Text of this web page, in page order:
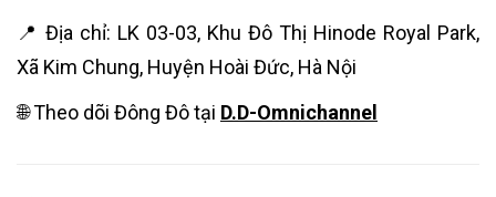
📍 Địa chỉ: LK 03-03, Khu Đô Thị Hinode Royal Park,
Xã Kim Chung, Huyện Hoài Đức, Hà Nội
🌐 Theo dõi Đông Đô tại D.D-Omnichannel